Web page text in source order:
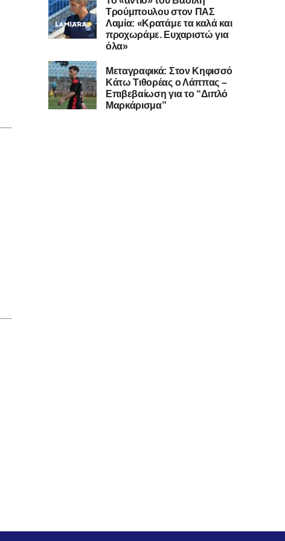
Τρούμπουλου στον ΠΑΣ
Λαμία: «Κρατάμε τα καλά και
προχωράμε. Ευχαριστώ για
όλα»
Μεταγραφικά: Στον Κηφισσό
Κάτω Τιθορέας ο Λάππας –
Επιβεβαίωση για το “Διπλό
Μαρκάρισμα”